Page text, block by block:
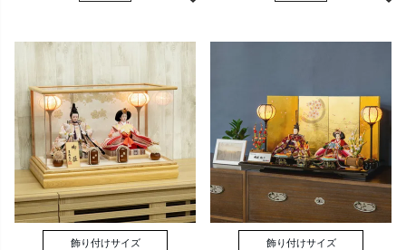
飾り付けサイズ
飾り付けサイズ